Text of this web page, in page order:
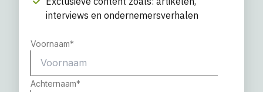
interviews en ondernemersverhalen
Voornaam*
Achternaam*